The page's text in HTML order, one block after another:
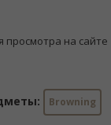
просмотра на сайте
Browning